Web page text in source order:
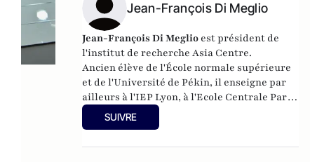
Jean-François Di Meglio
Jean-François Di Meglio estprésident de
l'institut de recherche Asia Centre.
Ancien élève de l'École normale supérieure
et de l'Université de Pékin, il enseigne par
ailleurs à l'IEP Lyon, à l'Ecole Centrale Paris,
à HEC ParisTech, à l'École des Mines Paris
Tech et à Lille I.
SUIVRE